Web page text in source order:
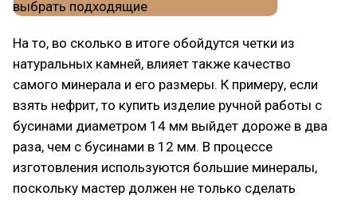
На то, во сколько в итоге обойдутся четки из
натуральных камней, влияет также качество
самого минерала и его размеры. К примеру, если
взять нефрит, то купить изделие ручной работы с
бусинами диаметром 14 мм выйдет дороже в два
раза, чем с бусинами в 12 мм. В процессе
изготовления используются большие минералы,
поскольку мастер должен не только сделать